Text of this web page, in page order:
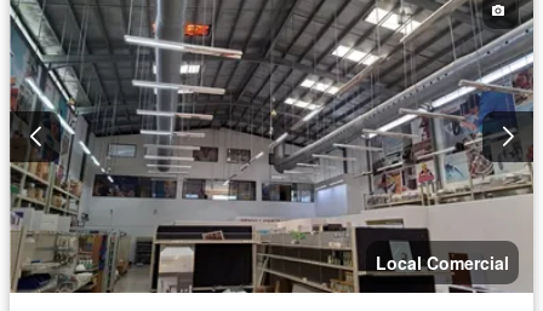
Local Comercial